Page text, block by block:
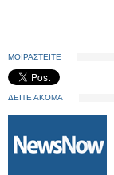
ΜΟΙΡΑΣΤΕΙΤΕ
ΔΕΙΤΕ ΑΚΟΜΑ